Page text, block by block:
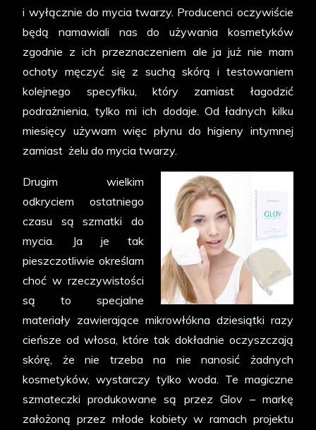
i wyłącznie do mycia twarzy. Producenci oczywiście
będą namawiali nas do używania kosmetyków
zgodnie z ich przeznaczeniem ale ja już nie mam
ochoty męczyć się z suchą skórą i testowaniem
kolejnego specyfiku, który zamiast łagodzić
podrażnienia, tylko mi ich dodaje. Od ładnych kilku
miesięcy używam więc płynu do higieny intymnej
zamiast żelu do mycia twarzy.
Drugim wielkim
odkryciem ostatniego
czasu są szmatki do
mycia. Ja je tak
pieszczotliwie określam
choć w rzeczywistości
są to specjalne
materiały zawierające mikrowłókna dziesiątki razy
cieńsze od włosa, które tak dokładnie oczyszczają
skórę, że nie trzeba na nie nanosić żadnych
kosmetyków, wystarczy tylko woda. Te magiczne
szmateczki produkowane są przez Glov – markę
założoną przez młode kobiety w ramach projektu